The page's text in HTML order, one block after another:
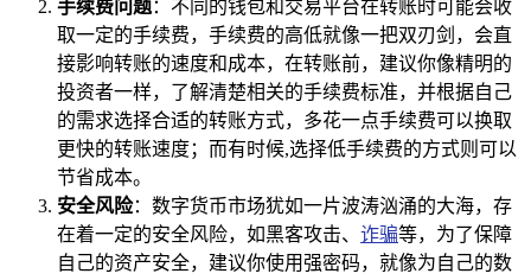
手续费问题：不同的钱包和交易平台在转账时可能会收
取一定的手续费，手续费的高低就像一把双刃剑，会直
接影响转账的速度和成本，在转账前，建议你像精明的
投资者一样，了解清楚相关的手续费标准，并根据自己
的需求选择合适的转账方式，多花一点手续费可以换取
更快的转账速度；而有时候,选择低手续费的方式则可以
节省成本。
安全风险：数字货币市场犹如一片波涛汹涌的大海，存
在着一定的安全风险，如黑客攻击、 诈骗等，为了保障
自己的资产安全，建议你使用强密码，就像为自己的数